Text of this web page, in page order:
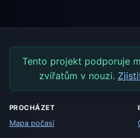
Tento projekt podporuje
zvířatům v nouzi.
PROCHÁZET
Mapa počasí